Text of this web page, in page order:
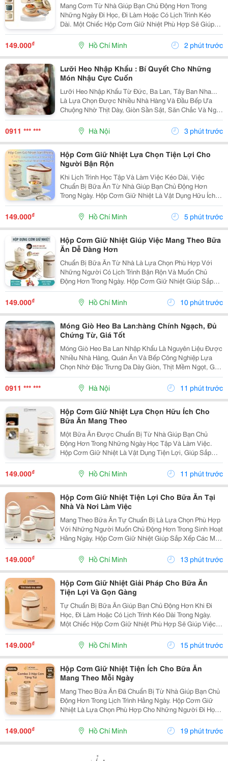
Mang Cơm Từ Nhà Giúp Bạn Chủ Động Hơn Trong
Những Ngày Đi Học, Đi Làm Hoặc Có Lịch Trình Kéo
Dài. Một Chiếc Hộp Cơm Giữ Nhiệt Phù Hợp Sẽ Giúp
Việc Sắp Xếp Món Ăn Trở Nên Gọn Gàng, Thuận Tiện
Mang Theo Và Dễ Dàng Sử Dụng Trong Ngày. Lựa Chọn
149.000₫ Hồ Chí Minh 2 phút trước
Lưỡi Heo Nhập Khẩu : Bí Quyết Cho Những
Món Nhậu Cực Cuốn
Lưỡi Heo Nhập Khẩu Từ Đức, Ba Lan, Tây Ban Nha...
Là Lựa Chọn Được Nhiều Nhà Hàng Và Đầu Bếp Ưa
Chuộng Nhờ Thịt Dày, Giòn Sần Sật, Săn Chắc Và Ngọt
Tự Nhiên . Sau Chế Biến, Lưỡi Vẫn Giữ Được Độ Giòn
Dai Đặc Trưng, Tạo Cảm Giác Hấp Dẫn Ngay Từ
Miếng...
0911 *** *** Hà Nội 3 phút trước
Hộp Cơm Giữ Nhiệt Lựa Chọn Tiện Lợi Cho
Người Bận Rộn
Khi Lịch Trình Học Tập Và Làm Việc Kéo Dài, Việc
Chuẩn Bị Bữa Ăn Từ Nhà Giúp Bạn Chủ Động Hơn
Trong Ngày. Hộp Cơm Giữ Nhiệt Là Vật Dụng Hữu Ích,
Hỗ Trợ Mang Theo Cơm Và Các Món Ăn Một Cách Gọn
Gàng, Phù Hợp Với Nhiều Nhu Cầu Sử Dụng. Chọn Hộp
149.000₫ Hồ Chí Minh 5 phút trước
Hộp Cơm Giữ Nhiệt Giúp Việc Mang Theo Bữa
Ăn Dễ Dàng Hơn
Chuẩn Bị Bữa Ăn Từ Nhà Là Lựa Chọn Phù Hợp Với
Những Người Có Lịch Trình Bận Rộn Và Muốn Chủ
Động Hơn Trong Ngày. Hộp Cơm Giữ Nhiệt Giúp Sắp
Xếp Các Món Ăn Gọn Gàng, Thuận Tiện Mang Theo Khi
Đi Học, Đi Làm Hoặc Tham Gia Các Hoạt Động Bên
Ngoài. Lựa...
149.000₫ Hồ Chí Minh 10 phút trước
Móng Giò Heo Ba Lan:hàng Chính Ngạch, Đủ
Chứng Từ, Giá Tốt
Móng Giò Heo Ba Lan Nhập Khẩu Là Nguyên Liệu Được
Nhiều Nhà Hàng, Quán Ăn Và Bếp Công Nghiệp Lựa
Chọn Nhờ Đặc Trưng Da Dày Giòn, Thịt Mềm Ngọt, Gân
Dai Sần Sật Và Phần Nước Dùng Có Vị Ngọt Tự Nhiên
Khi Hầm. Sản Phẩm Được Thực Phẩm Sạch Việt
0911 *** *** Hà Nội 11 phút trước
Hộp Cơm Giữ Nhiệt Lựa Chọn Hữu Ích Cho
Bữa Ăn Mang Theo
Một Bữa Ăn Được Chuẩn Bị Từ Nhà Giúp Bạn Chủ
Động Hơn Trong Những Ngày Học Tập Và Làm Việc.
Hộp Cơm Giữ Nhiệt Là Vật Dụng Tiện Lợi, Giúp Sắp
Xếp Các Món Ăn Ngăn Nắp Và Dễ Dàng Mang Theo
Trong Nhiều Hoàn Cảnh Khác Nhau. Chọn Hộp Phù Hợp
Với Khẩu...
149.000₫ Hồ Chí Minh 11 phút trước
Hộp Cơm Giữ Nhiệt Tiện Lợi Cho Bữa Ăn Tại
Nhà Và Nơi Làm Việc
Mang Theo Bữa Ăn Tự Chuẩn Bị Là Lựa Chọn Phù Hợp
Với Những Người Muốn Chủ Động Hơn Trong Sinh Hoạt
Hằng Ngày. Hộp Cơm Giữ Nhiệt Giúp Sắp Xếp Các Món
Ăn Gọn Gàng, Thuận Tiện Mang Đến Trường, Văn
Phòng Hoặc Sử Dụng Khi Đi Xa. Lựa Chọn Hộp Theo
149.000₫ Hồ Chí Minh 13 phút trước
Hộp Cơm Giữ Nhiệt Giải Pháp Cho Bữa Ăn
Tiện Lợi Và Gọn Gàng
Tự Chuẩn Bị Bữa Ăn Giúp Bạn Chủ Động Hơn Khi Đi
Học, Đi Làm Hoặc Có Lịch Trình Kéo Dài Trong Ngày.
Một Chiếc Hộp Cơm Giữ Nhiệt Phù Hợp Sẽ Giúp Việc
Sắp Xếp Và Mang Theo Các Món Ăn Trở Nên Thuận
Tiện, Đồng Thời Phù Hợp Với Nhiều Thói Quen Sinh
149.000₫ Hồ Chí Minh 15 phút trước
Hộp Cơm Giữ Nhiệt Tiện Ích Cho Bữa Ăn
Mang Theo Mỗi Ngày
Mang Theo Bữa Ăn Đã Chuẩn Bị Từ Nhà Giúp Bạn Chủ
Động Hơn Trong Lịch Trình Hằng Ngày. Hộp Cơm Giữ
Nhiệt Là Lựa Chọn Phù Hợp Cho Những Người Đi Học,
Đi Làm Hoặc Thường Xuyên Di Chuyển, Giúp Việc Sắp
Xếp Và Mang Theo Thức Ăn Trở Nên Gọn Gàng Hơn.
149.000₫ Hồ Chí Minh 19 phút trước